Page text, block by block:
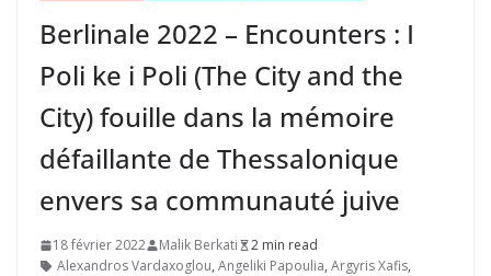
Berlinale 2022 – Encounters : I
Poli ke i Poli (The City and the
City) fouille dans la mémoire
défaillante de Thessalonique
envers sa communauté juive
18 février 2022 Malik Berkati
2 min read
Alexandros Vardaxoglou, Angeliki Papoulia, Argyris Xafis,